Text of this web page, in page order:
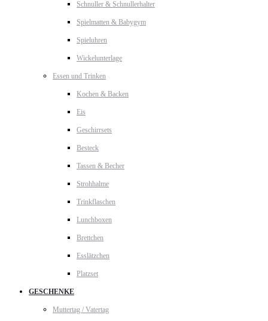
Schnuller & Schnullerhalter
Spielmatten & Babygym
Spieluhren
Wickelunterlage
Essen und Trinken
Kochen & Backen
Eis
Geschirrsets
Besteck
Tassen & Becher
Strohhalme
Trinkflaschen
Lunchboxen
Brettchen
Esslätzchen
Platzset
GESCHENKE
Muttertag / Vatertag